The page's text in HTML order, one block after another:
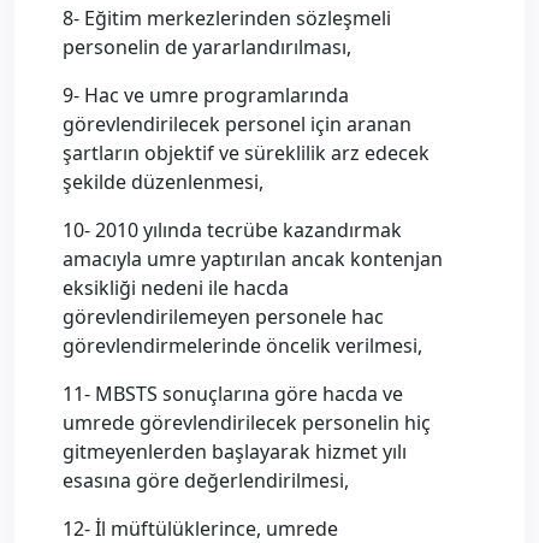
8- Eğitim merkezlerinden sözleşmeli
personelin de yararlandırılması,
9- Hac ve umre programlarında
görevlendirilecek personel için aranan
şartların objektif ve süreklilik arz edecek
şekilde düzenlenmesi,
10- 2010 yılında tecrübe kazandırmak
amacıyla umre yaptırılan ancak kontenjan
eksikliği nedeni ile hacda
görevlendirilemeyen personele hac
görevlendirmelerinde öncelik verilmesi,
11- MBSTS sonuçlarına göre hacda ve
umrede görevlendirilecek personelin hiç
gitmeyenlerden başlayarak hizmet yılı
esasına göre değerlendirilmesi,
12- İl müftülüklerince, umrede